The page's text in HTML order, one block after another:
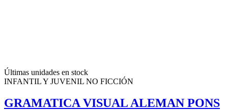
Últimas unidades en stock
INFANTIL Y JUVENIL NO FICCIÓN
GRAMATICA VISUAL ALEMAN PONS